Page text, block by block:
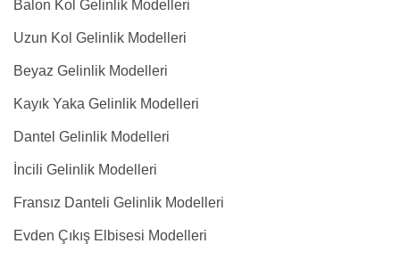
Balon Kol Gelinlik Modelleri
Uzun Kol Gelinlik Modelleri
Beyaz Gelinlik Modelleri
Kayık Yaka Gelinlik Modelleri
Dantel Gelinlik Modelleri
İncili Gelinlik Modelleri
Fransız Danteli Gelinlik Modelleri
Evden Çıkış Elbisesi Modelleri